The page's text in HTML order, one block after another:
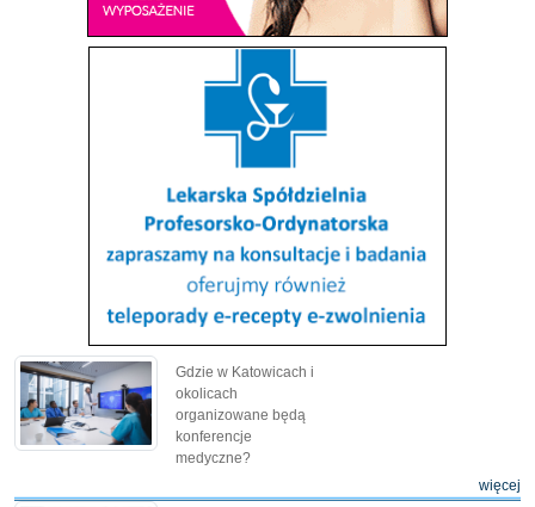
Gdzie w Katowicach i
okolicach
organizowane będą
konferencje
medyczne?
więcej